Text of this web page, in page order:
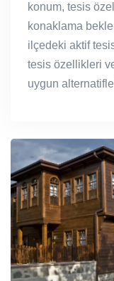
konum, tesis
konaklama
ilçedeki aktif
tesis özellikleri
uygun